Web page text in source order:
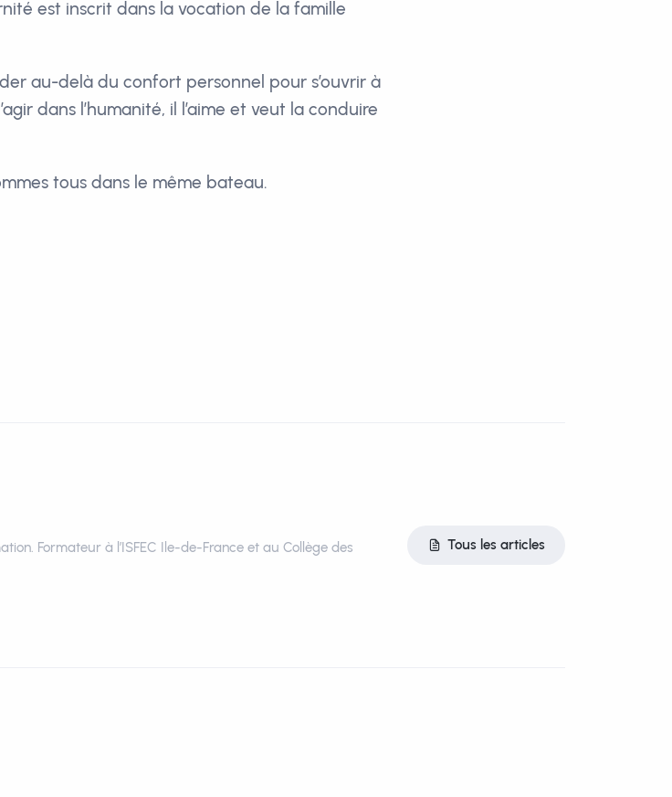
est inscrit dans la vocation de la famille
au-delà du confort personnel pour s’ouvrir à
dans l’humanité, il l’aime et veut la conduire
tous dans le même bateau.
Formateur à l’ISFEC Ile-de-France et au Collège des
Tous les articles